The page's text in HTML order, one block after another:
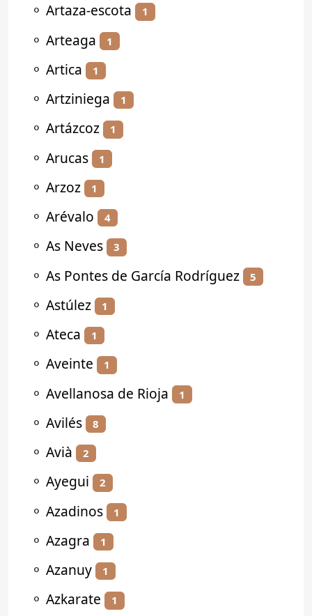
⚬ Artaza-escota 1
⚬ Arteaga 1
⚬ Artica 1
⚬ Artziniega 1
⚬ Artázcoz 1
⚬ Arucas 1
⚬ Arzoz 1
⚬ Arévalo 4
⚬ As Neves 3
⚬ As Pontes de García Rodríguez 5
⚬ Astúlez 1
⚬ Ateca 1
⚬ Aveinte 1
⚬ Avellanosa de Rioja 1
⚬ Avilés 8
⚬ Avià 2
⚬ Ayegui 2
⚬ Azadinos 1
⚬ Azagra 1
⚬ Azanuy 1
⚬ Azkarate 1